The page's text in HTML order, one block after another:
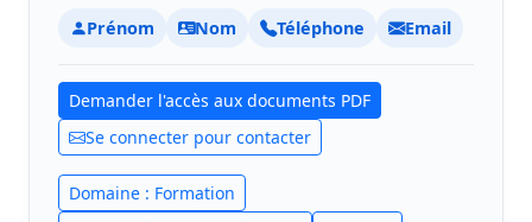
Prénom Nom Téléphone Email
Demander l'accès aux documents PDF
Se connecter pour contacter
Domaine : Formation